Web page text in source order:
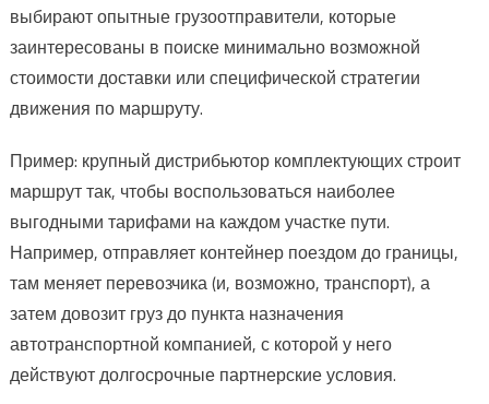
выбирают опытные грузоотправители, которые
заинтересованы в поиске минимально возможной
стоимости доставки или специфической стратегии
движения по маршруту.
Пример: крупный дистрибьютор комплектующих строит
маршрут так, чтобы воспользоваться наиболее
выгодными тарифами на каждом участке пути.
Например, отправляет контейнер поездом до границы,
там меняет перевозчика (и, возможно, транспорт), а
затем довозит груз до пункта назначения
автотранспортной компанией, с которой у него
действуют долгосрочные партнерские условия.